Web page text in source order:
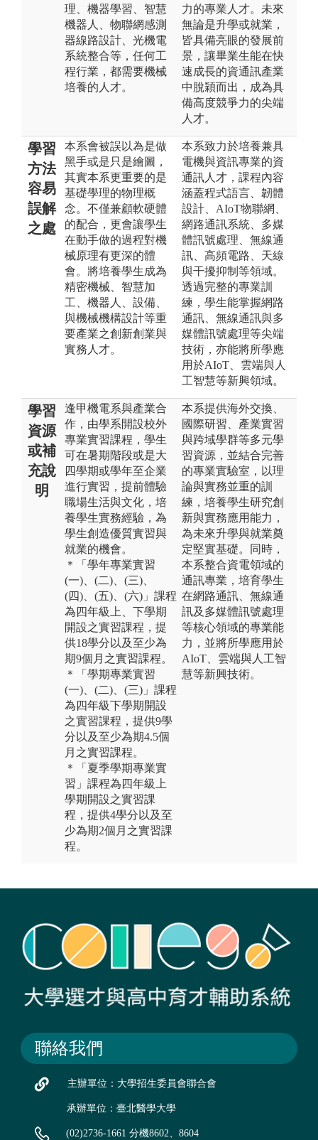
理、機器學習、智慧
機器人、物聯網感測
器線路設計、光機電
系統整合等，任何工
程行業，都需要機械
培養的人才。
力的專業人才。未來
無論是升學或就業，
皆具備亮眼的發展前
景，讓畢業生能在快
速成長的資通訊產業
中脫穎而出，成為具
備高度競爭力的尖端
人才。
學習
方法
容易
誤解
之處
本系會被誤以為是做
黑手或是只是繪圖，
其實本系更重要的是
基礎學理的物理概
念。不僅兼顧軟硬體
的配合，更會讓學生
在動手做的過程對機
械原理有更深的體
會。將培養學生成為
精密機械、智慧加
工、機器人、設備、
與機械機構設計等重
要產業之創新創業與
實務人才。
本系致力於培養兼具
電機與資訊專業的資
通訊人才，課程內容
涵蓋程式語言、韌體
設計、AIoT物聯網、
網路通訊系統、多媒
體訊號處理、無線通
訊、高頻電路、天線
與干擾抑制等領域。
透過完整的專業訓
練，學生能掌握網路
通訊、無線通訊與多
媒體訊號處理等尖端
技術，亦能將所學應
用於AIoT、雲端與人
工智慧等新興領域。
學習
資源
或補
充說
明
逢甲機電系與產業合
作，由學系開設校外
專業實習課程，學生
可在暑期階段或是大
四學期或學年至企業
進行實習，提前體驗
職場生活與文化，培
養學生實務經驗，為
學生創造優質實習與
就業的機會。
＊「學年專業實習
(一)、(二)、(三)、
(四)、(五)、(六)」課程
為四年級上、下學期
開設之實習課程，提
供18學分以及至少為
期9個月之實習課程。
＊「學期專業實習
(一)、(二)、(三)」課程
為四年級下學期開設
之實習課程，提供9學
分以及至少為期4.5個
月之實習課程。
＊「夏季學期專業實
習」課程為四年級上
學期開設之實習課
程，提供4學分以及至
少為期2個月之實習課
程。
本系提供海外交換、
國際研習、產業實習
與跨域學群等多元學
習資源，並結合完善
的專業實驗室，以理
論與實務並重的訓
練，培養學生研究創
新與實務應用能力，
為未來升學與就業奠
定堅實基礎。同時，
本系整合資電領域的
通訊專業，培育學生
在網路通訊、無線通
訊及多媒體訊號處理
等核心領域的專業能
力，並將所學應用於
AIoT、雲端與人工智
慧等新興技術。
聯絡我們
主辦單位：大學招生委員會聯合會
承辦單位：臺北醫學大學
(02)2736-1661 分機8602、8604